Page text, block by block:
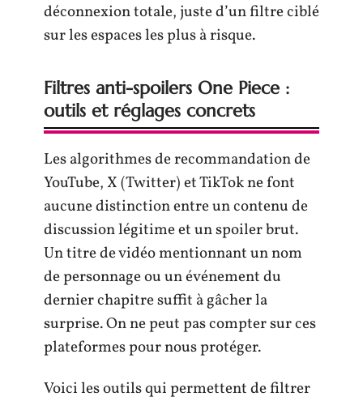
déconnexion totale, juste d’un filtre ciblé
sur les espaces les plus à risque.
Filtres anti-spoilers One Piece :
outils et réglages concrets
Les algorithmes de recommandation de
YouTube, X (Twitter) et TikTok ne font
aucune distinction entre un contenu de
discussion légitime et un spoiler brut.
Un titre de vidéo mentionnant un nom
de personnage ou un événement du
dernier chapitre suffit à gâcher la
surprise. On ne peut pas compter sur ces
plateformes pour nous protéger.
Voici les outils qui permettent de filtrer